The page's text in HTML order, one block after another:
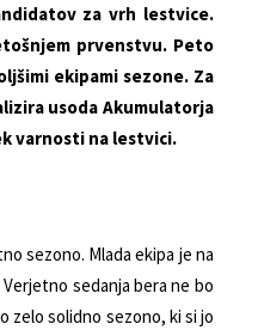
za vrh lestvice.
prvenstvu. Peto
ekipami sezone. Za
usoda Akumulatorja
varnosti na lestvici.
sezono. Mlada ekipa je na
sedanja bera ne bo
zelo solidno sezono, ki si jo